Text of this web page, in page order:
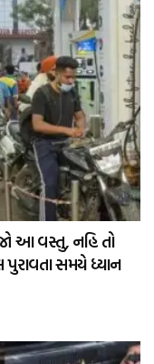
આ વસ્તુ, નહિ તો
પુરાવતા સમયે ધ્યાન